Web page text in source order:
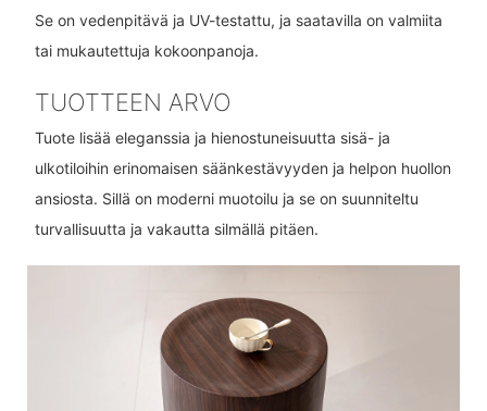
Se on vedenpitävä ja UV-testattu, ja saatavilla on valmiita
tai mukautettuja kokoonpanoja.
TUOTTEEN ARVO
Tuote lisää eleganssia ja hienostuneisuutta sisä- ja
ulkotiloihin erinomaisen säänkestävyyden ja helpon huollon
ansiosta. Sillä on moderni muotoilu ja se on suunniteltu
turvallisuutta ja vakautta silmällä pitäen.